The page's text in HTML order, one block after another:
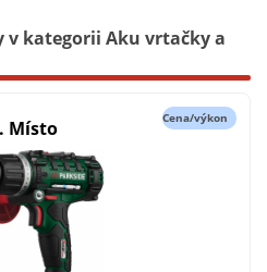
kategorii Aku vrtačky a
Cena/výkon
Místo